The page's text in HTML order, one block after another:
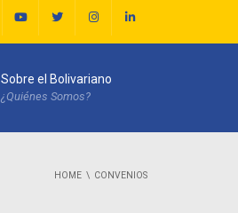
Sobre el Bolivariano
¿Quiénes Somos?
HOME CONVENIOS